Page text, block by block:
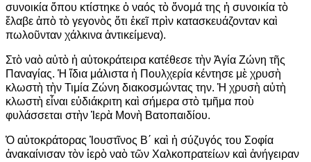
συνοικία ὅπου κτίστηκε ὁ ναός τὸ ὄνομά της ἡ συνοικία τὸ
ἔλαβε ἀπὸ τὸ γεγονὸς ὅτι ἐκεῖ πρὶν κατασκευάζονταν καὶ
πωλοῦνταν χάλκινα ἀντικείμενα).
Στὸ ναὸ αὐτὸ ἡ αὐτοκράτειρα κατέθεσε τὴν Ἁγία Ζώνη τῆς
Παναγίας. Ἡ ἴδια μάλιστα ἡ Πουλχερία κέντησε μὲ χρυσὴ
κλωστὴ τὴν Τιμία Ζώνη διακοσμώντας την. Ἡ χρυσὴ αὐτὴ
κλωστὴ εἶναι εὐδιάκριτη καὶ σήμερα στὸ τμῆμα ποὺ
φυλάσσεται στὴν Ἱερὰ Μονὴ Βατοπαιδίου.
Ὁ αὐτοκράτορας Ἰουστῖνος Β΄ καὶ ἡ σύζυγός του Σοφία
ἀνακαίνισαν τὸν ἱερὸ ναὸ τῶν Χαλκοπρατείων καὶ ἀνήγειραν